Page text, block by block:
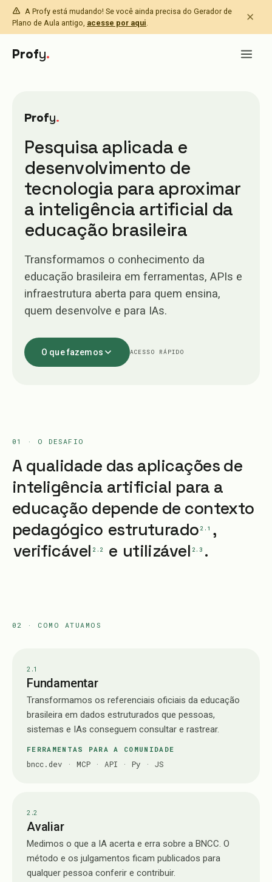
A Profy está mudando! Se você ainda precisa do Gerador de
Plano de Aula antigo, acesse por aqui. ✕
Profy.
Profy.
Pesquisa aplicada e
desenvolvimento de
tecnologia para aproximar
a inteligência artificial da
educação brasileira
Transformamos o conhecimento da
educação brasileira em ferramentas, APIs e
infraestrutura aberta para quem ensina,
quem desenvolve e para IAs.
O que fazemos ACESSO RÁPIDO
01 · O DESAFIO
A qualidade das aplicações de
inteligência artificial para a
educação depende de contexto
pedagógico estruturado 2.1 ,
verificável 2.2 e utilizável 2.3 .
02 · COMO ATUAMOS
2.1
Fundamentar
Transformamos os referenciais oficiais da educação
brasileira em dados estruturados que pessoas,
sistemas e IAs conseguem consultar e rastrear.
FERRAMENTAS PARA A COMUNIDADE
bncc.dev · MCP · API · Py · JS
2.2
Avaliar
Medimos o que a IA acerta e erra sobre a BNCC. O
método e os julgamentos ficam publicados para
qualquer pessoa conferir e contribuir.